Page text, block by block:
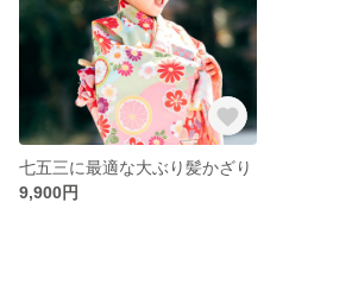
七五三に最適な大ぶり髪かざり
9,900円